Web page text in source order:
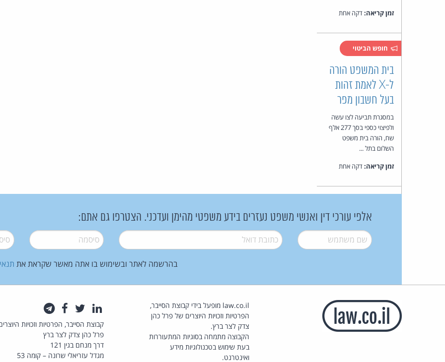
זמן קריאה:דקה אחת
חופש הביטוי
בית המשפט הורה
ל-X לאמת זהות
בעל חשבון מפר
במסגרת תביעה לצו עשה
ולפיצוי כספי בסך 277 אלף
שח, הורה בית משפט
השלום בתל ...
זמן קריאה:דקה אחת
אלפי עורכי דין ואנשי משפט נעזרים בידע משפטי מהימן ועדכני. הצטרפו גם אתם:
שם משתמש* דואל* סיסמה*
בהרשמה לאתר ובשימוש בו אתה מאשר שקראת את
law.co.il מופעל בידי קבוצת הסייבר,
הפרטיות וזכויות היוצרים של פרל כהן
צדק לצר ברץ.
הקבוצה מתמחה בסוגיות המתעוררות
בעת שימוש בטכנולוגיות מידע
ואינטרנט.
לינקדאין
טוויטרפייסבוק
קבוצת הסייבר, הפרטיות וזכויות
פרל כהן צדק לצר ברץ
דרך מנחם בגין 121
מגדל עזריאלי שרונה – קומה 53